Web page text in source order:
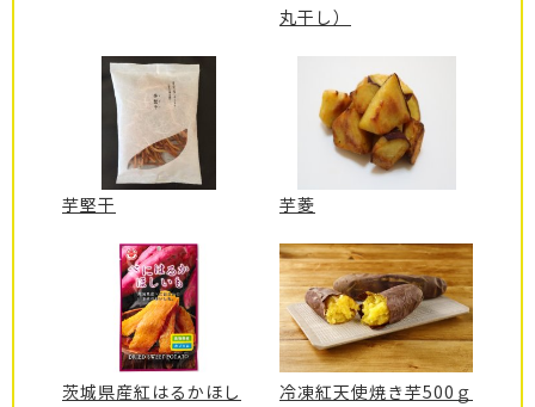
丸干し）
芋堅干 芋菱
茨城県産紅はるかほし
冷凍紅天使焼き芋500ｇ